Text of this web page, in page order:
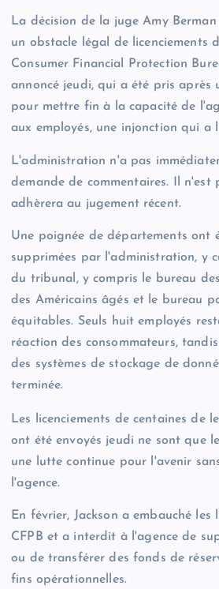
La décision de la juge Amy Berman
un obstacle légal de licenciements
Consumer Financial Protection
annoncé jeudi, qui a été pris après
pour mettre fin à la capacité de
aux employés, une injonction qui a
L'administration n'a pas
demande de commentaires. Il n'est
adhèrera au jugement récent.
Une poignée de départements ont
supprimées par l'administration, y
du tribunal, y compris le bureau
des Américains âgés et le bureau
équitables. Seuls huit employés
réaction des consommateurs,
des systèmes de stockage de
terminée.
Les licenciements de centaines de
ont été envoyés jeudi ne sont que
une lutte continue pour l'avenir
l'agence.
En février, Jackson a embauché les
CFPB et a interdit à l'agence de
ou de transférer des fonds de
fins opérationnelles.